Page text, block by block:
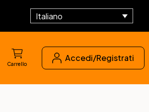
Italiano
Carrello
Accedi/Registrati